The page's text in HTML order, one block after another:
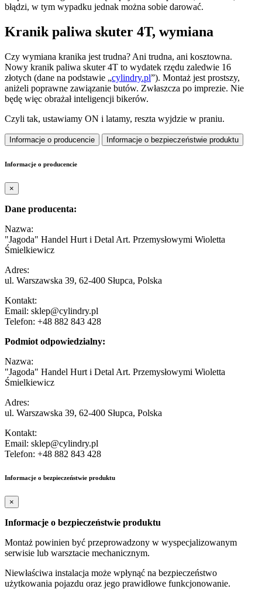
błądzi, w tym wypadku jednak można sobie darować.
Kranik paliwa skuter 4T, wymiana
Czy wymiana kranika jest trudna? Ani trudna, ani kosztowna.
Nowy kranik paliwa skuter 4T to wydatek rzędu zaledwie 16
złotych (dane na podstawie „cylindry.pl”). Montaż jest prostszy,
aniżeli poprawne zawiązanie butów. Zwłaszcza po imprezie. Nie
będę więc obrażał inteligencji bikerów.
Czyli tak, ustawiamy ON i latamy, reszta wyjdzie w praniu.
Informacje o producencie Informacje o bezpieczeństwie produktu
Informacje o producencie
×
Dane producenta:
Nazwa:
"Jagoda" Handel Hurt i Detal Art. Przemysłowymi Wioletta
Śmielkiewicz
Adres:
ul. Warszawska 39, 62-400 Słupca, Polska
Kontakt:
Email: sklep@cylindry.pl
Telefon: +48 882 843 428
Podmiot odpowiedzialny:
Nazwa:
"Jagoda" Handel Hurt i Detal Art. Przemysłowymi Wioletta
Śmielkiewicz
Adres:
ul. Warszawska 39, 62-400 Słupca, Polska
Kontakt:
Email: sklep@cylindry.pl
Telefon: +48 882 843 428
Informacje o bezpieczeństwie produktu
×
Informacje o bezpieczeństwie produktu
Montaż powinien być przeprowadzony w wyspecjalizowanym
serwisie lub warsztacie mechanicznym.
Niewłaściwa instalacja może wpłynąć na bezpieczeństwo
użytkowania pojazdu oraz jego prawidłowe funkcjonowanie.